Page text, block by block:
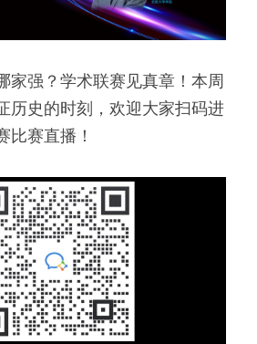
家强？学术联赛见真章！本周
历史的时刻，欢迎大家扫码进
比赛直播！